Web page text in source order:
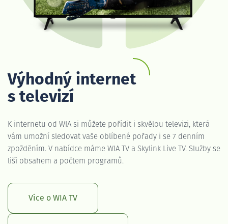
Výhodný internet
s televizí
K internetu od WIA si můžete pořídit i skvělou televizi, která
vám umožní sledovat vaše oblíbené pořady i se 7 denním
zpožděním. V nabídce máme WIA TV a Skylink Live TV. Služby se
liší obsahem a počtem programů.
Více o WIA TV